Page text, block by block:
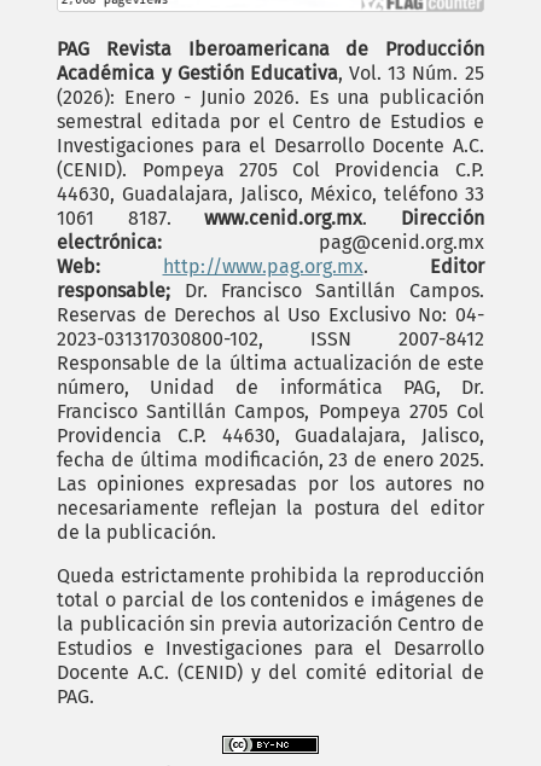
PAG Revista Iberoamericana de Producción
Académica y Gestión Educativa, Vol. 13 Núm. 25
(2026): Enero - Junio 2026. Es una publicación
semestral editada por el Centro de Estudios e
Investigaciones para el Desarrollo Docente A.C.
(CENID). Pompeya 2705 Col Providencia C.P.
44630, Guadalajara, Jalisco, México, teléfono 33
1061 8187.www.cenid.org.mx. Dirección
electrónica: pag@cenid.org.mx
Web:
http://www.pag.org.mx.
Editor
responsable; Dr. Francisco Santillán Campos.
Reservas de Derechos al Uso Exclusivo No: 04-
2023-031317030800-102, ISSN 2007-8412
Responsable de la última actualización de este
número, Unidad de informática PAG, Dr.
Francisco Santillán Campos, Pompeya 2705 Col
Providencia C.P. 44630, Guadalajara, Jalisco,
fecha de última modificación, 23 de enero 2025.
Las opiniones expresadas por los autores no
necesariamente reflejan la postura del editor
de la publicación.
Queda estrictamente prohibida la reproducción
total o parcial de los contenidos e imágenes de
la publicación sin previa autorización Centro de
Estudios e Investigaciones para el Desarrollo
Docente A.C. (CENID) y del comité editorial de
PAG.